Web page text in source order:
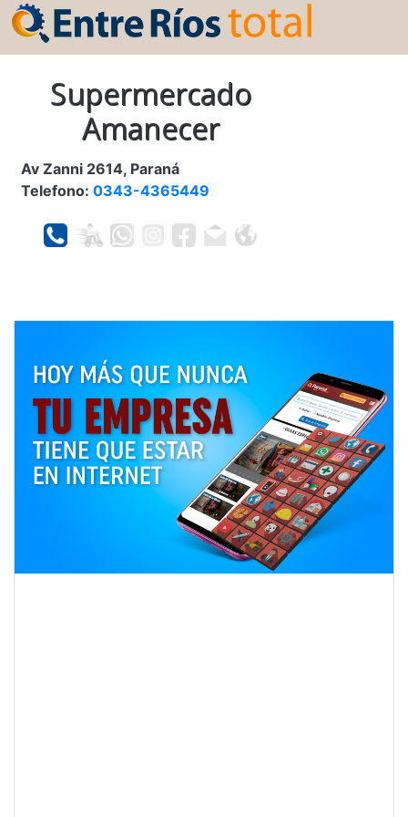
Supermercado
Amanecer
Av Zanni 2614, Paraná
Telefono: 0343-4365449